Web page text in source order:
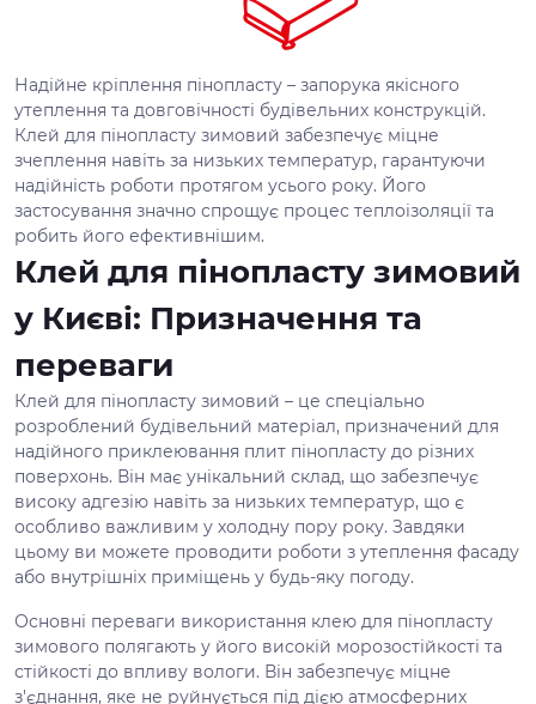
Надійне кріплення пінопласту – запорука якісного
утеплення та довговічності будівельних конструкцій.
Клей для пінопласту зимовий забезпечує міцне
зчеплення навіть за низьких температур, гарантуючи
надійність роботи протягом усього року. Його
застосування значно спрощує процес теплоізоляції та
робить його ефективнішим.
Клей для пінопласту зимовий
у Києві: Призначення та
переваги
Клей для пінопласту зимовий – це спеціально
розроблений будівельний матеріал, призначений для
надійного приклеювання плит пінопласту до різних
поверхонь. Він має унікальний склад, що забезпечує
високу адгезію навіть за низьких температур, що є
особливо важливим у холодну пору року. Завдяки
цьому ви можете проводити роботи з утеплення фасаду
або внутрішніх приміщень у будь-яку погоду.
Основні переваги використання клею для пінопласту
зимового полягають у його високій морозостійкості та
стійкості до впливу вологи. Він забезпечує міцне
з'єднання, яке не руйнується під дією атмосферних